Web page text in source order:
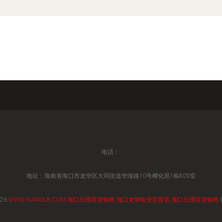
电话：-
地址：海南省海口市龙华区大同街道华海路10号椰化苑1栋809室
WWW.XIANGLB.COM 海口日用百货销售 海口龙华绘登百货店 海口日用百货销售